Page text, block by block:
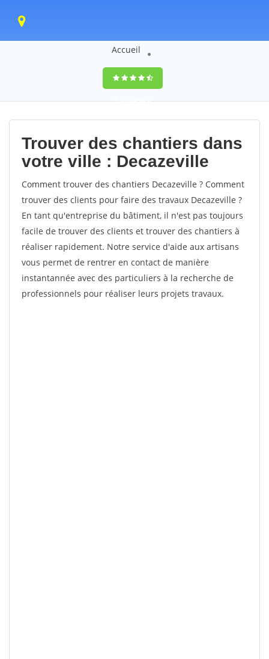
Accueil
9,5(100%)0
votes
Trouver des chantiers dans
votre ville : Decazeville
Comment trouver des chantiers Decazeville ? Comment
trouver des clients pour faire des travaux Decazeville ?
En tant qu'entreprise du bâtiment, il n'est pas toujours
facile de trouver des clients et trouver des chantiers à
réaliser rapidement. Notre service d'aide aux artisans
vous permet de rentrer en contact de manière
instantannée avec des particuliers à la recherche de
professionnels pour réaliser leurs projets travaux.